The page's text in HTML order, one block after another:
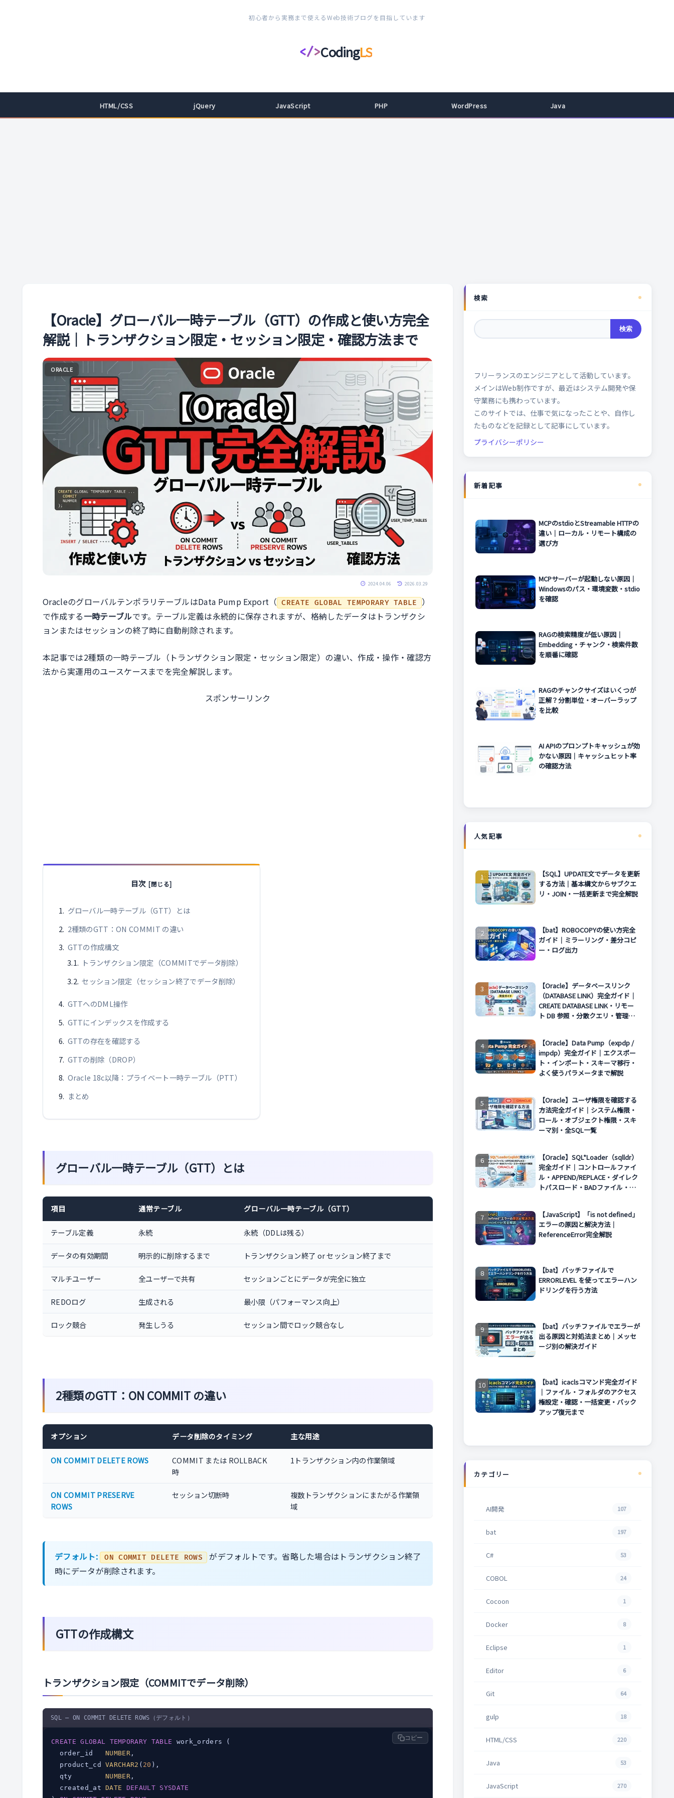
初心者から実務まで使えるWeb技術ブログを目指しています
</>CodingLS
コ
ィ
HTML/CSS jQuery JavaScript PHP WordPress Java
【Oracle】グローバル一時テーブル（GTT）の作成と使い方完全
解説｜トランザクション限定・セッション限定・確認方法まで
ORACLE
2024.04.06 2026.03.29
OracleのグローバルテンポラリテーブルはData Pump Export（ CREATE GLOBAL TEMPORARY TABLE
）
で作成する一時テーブルです。テーブル定義は永続的に保存されますが、格納したデータはトランザクシ
ョンまたはセッションの終了時に自動削除されます。
本記事では2種類の一時テーブル（トランザクション限定・セッション限定）の違い、作成・操作・確認方
法から実運用のユースケースまでを完全解説します。
スポンサーリンク
目次
グローバル一時テーブル（GTT）とは
2種類のGTT：ON COMMIT の違い
GTTの作成構文
トランザクション限定（COMMITでデータ削除）
セッション限定（セッション終了でデータ削除）
GTTへのDML操作
GTTにインデックスを作成する
GTTの存在を確認する
GTTの削除（DROP）
Oracle 18c以降：プライベート一時テーブル（PTT）
まとめ
グローバル一時テーブル（GTT）とは
項目 通常テーブル グローバル一時テーブル（GTT）
テーブル定義 永続 永続（DDLは残る）
データの有効期間 明示的に削除するまで トランザクション終了 or セッション終了まで
マルチユーザー 全ユーザーで共有 セッションごとにデータが完全に独立
REDOログ 生成される 最小限（パフォーマンス向上）
ロック競合 発生しうる セッション間でロック競合なし
2種類のGTT：ON COMMIT の違い
オプション データ削除のタイミング 主な用途
ON COMMIT DELETE ROWS
COMMIT または ROLLBACK
時
1トランザクション内の作業領域
ON COMMIT PRESERVE
ROWS
セッション切断時
複数トランザクションにまたがる作業領
域
デフォルト: ON COMMIT DELETE ROWS がデフォルトです。省略した場合はトランザクション終了
時にデータが削除されます。
GTTの作成構文
トランザクション限定（COMMITでデータ削除）
SQL — ON COMMIT DELETE ROWS（デフォルト）
CREATE GLOBAL TEMPORARY TABLE work_orders (
  order_id
NUMBER ,
  product_cd
VARCHAR2 ( 20 ),
  qty
NUMBER ,
  created_at
DATE DEFAULT SYSDATE
コピー
検索
検索
フリーランスのエンジニアとして活動しています。
メインはWeb制作ですが、最近はシステム開発や保
守業務にも携わっています。
このサイトでは、仕事で気になったことや、自作し
たものなどを記録として記事にしています。
プライバシーポリシー
新着記事
MCPのstdioとStreamable HTTPの
違い｜ローカル・リモート構成の
選び方
MCPサーバーが起動しない原因｜
Windowsのパス・環境変数・stdio
を確認
RAGの検索精度が低い原因｜
Embedding・チャンク・検索件数
を順番に確認
RAGのチャンクサイズはいくつが
正解？分割単位・オーバーラップ
を比較
AI APIのプロンプトキャッシュが効
かない原因｜キャッシュヒット率
の確認方法
人気記事
【SQL】UPDATE文でデータを更新
する方法｜基本構文からサブクエ
リ・JOIN・一括更新まで完全解説
【bat】ROBOCOPYの使い方完全
ガイド｜ミラーリング・差分コピ
ー・ログ出力
【Oracle】データベースリンク
（DATABASE LINK）完全ガイド｜
CREATE DATABASE LINK・リモー
ト DB 参照・分散クエリ・管理方
【Oracle】Data Pump（expdp /
impdp）完全ガイド｜エクスポー
ト・インポート・スキーマ移行・
よく使うパラメータまで解説
【Oracle】ユーザ権限を確認する
方法完全ガイド｜システム権限・
ロール・オブジェクト権限・スキ
ーマ別・全SQL一覧
【Oracle】SQL*Loader（sqlldr）
完全ガイド｜コントロールファイ
ル・APPEND/REPLACE・ダイレク
トパスロード・BADファイル・エ
【JavaScript】「is not defined」
エラーの原因と解決方法｜
ReferenceError完全解説
【bat】バッチファイルで
ERRORLEVEL を使ってエラーハン
ドリングを行う方法
【bat】バッチファイルでエラーが
出る原因と対処法まとめ｜メッセ
ージ別の解決ガイド
【bat】icaclsコマンド完全ガイド
｜ファイル・フォルダのアクセス
権設定・確認・一括変更・バック
アップ復元まで
カテゴリー
AI開発 107
bat 197
C# 53
COBOL 24
Cocoon 1
Docker 8
Eclipse 1
Editor 6
Git 64
gulp 18
HTML/CSS 220
Java 53
JavaScript 270